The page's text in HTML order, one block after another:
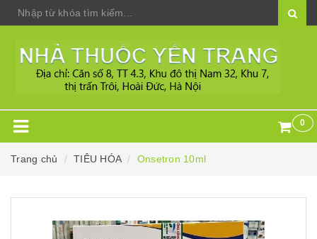
0
Trang chủ TIÊU HÓA Onsetron 10ml